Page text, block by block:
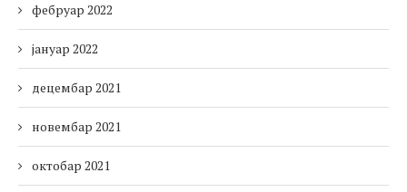
фебруар 2022
јануар 2022
децембар 2021
новембар 2021
октобар 2021